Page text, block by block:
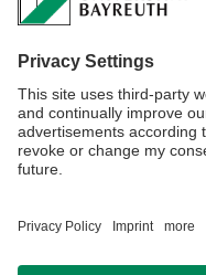
Termin: Sonntag,
Treffpunkt:
Garten, Universität
Die Teilnahme ist